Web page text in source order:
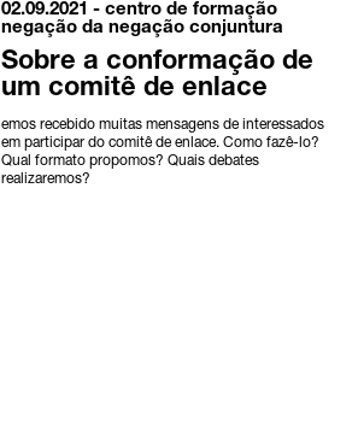
02.09.2021 -centro de formação
negação da negação conjuntura
Sobre a conformação de
um comitê de enlace
emos recebido muitas mensagens de interessados
em participar do comitê de enlace. Como fazê-lo?
Qual formato propomos? Quais debates
realizaremos?